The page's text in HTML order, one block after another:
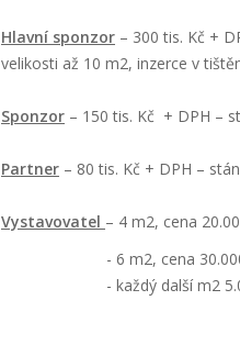
Hlavní sponzor – 300 tis. Kč +
velikosti až 10 m2, inzerce v
Sponzor – 150 tis. Kč + DPH –
Partner – 80 tis. Kč + DPH –
Vystavovatel – 4 m2, cena
- 6 m2, cena 30.000,-
- každý další m2